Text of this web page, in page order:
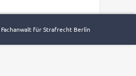
für Strafrecht Berlin